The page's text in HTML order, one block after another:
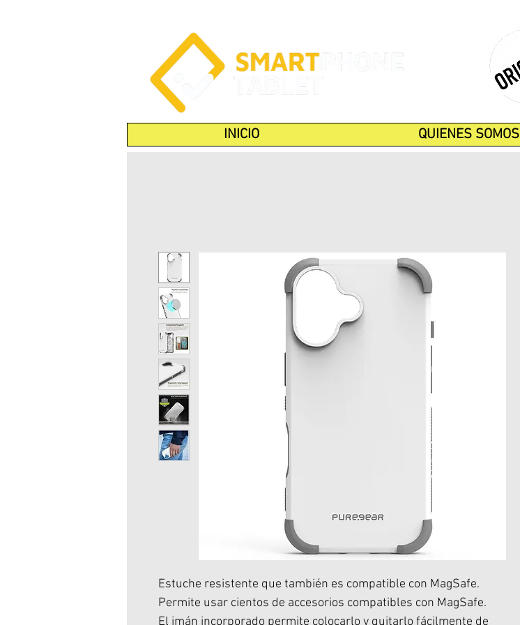
INICIO QUIENES SOMOS
Estuche resistente que también es compatible con MagSafe.
Permite usar cientos de accesorios compatibles con MagSafe.
El imán incorporado permite colocarlo y quitarlo fácilmente de